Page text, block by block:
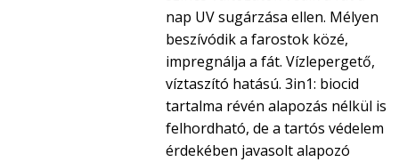
nap UV sugárzása ellen. Mélyen
beszívódik a farostok közé,
impregnálja a fát. Vízlepergető,
víztaszító hatású. 3in1: biocid
tartalma révén alapozás nélkül is
felhordható, de a tartós védelem
érdekében javasolt alapozó